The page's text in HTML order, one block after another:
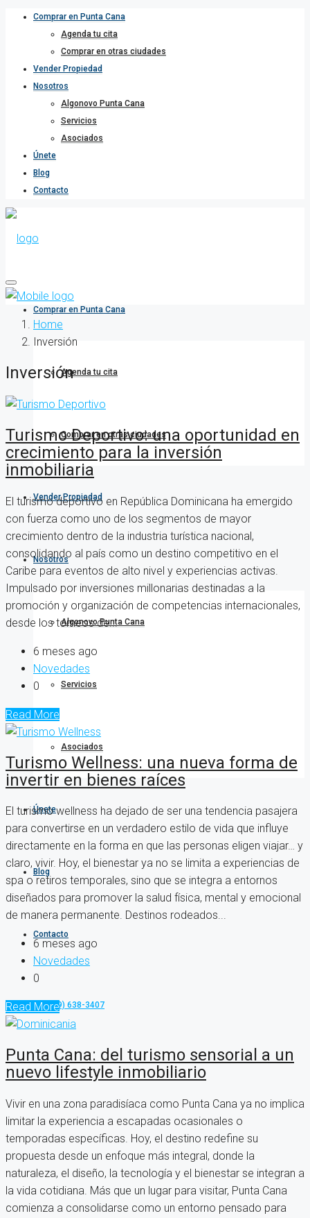
Comprar en Punta Cana
Agenda tu cita
Comprar en otras ciudades
Vender Propiedad
Nosotros
Algonovo Punta Cana
Servicios
Asociados
Únete
Blog
Contacto
Comprar en Punta Cana
Agenda tu cita
Comprar en otras ciudades
Vender Propiedad
Nosotros
Algonovo Punta Cana
Servicios
Asociados
Únete
Blog
Contacto
+1 (809) 638-3407
Home
Inversión
Inversión
Turismo Deportivo: una oportunidad en
crecimiento para la inversión
inmobiliaria
El turismo deportivo en República Dominicana ha emergido
con fuerza como uno de los segmentos de mayor
crecimiento dentro de la industria turística nacional,
consolidando al país como un destino competitivo en el
Caribe para eventos de alto nivel y experiencias activas.
Impulsado por inversiones millonarias destinadas a la
promoción y organización de competencias internacionales,
desde los torneos de...
6 meses ago
Novedades
0
Read More
Turismo Wellness: una nueva forma de
invertir en bienes raíces
El turismo wellness ha dejado de ser una tendencia pasajera
para convertirse en un verdadero estilo de vida que influye
directamente en la forma en que las personas eligen viajar… y
claro, vivir. Hoy, el bienestar ya no se limita a experiencias de
spa o retiros temporales, sino que se integra a entornos
diseñados para promover la salud física, mental y emocional
de manera permanente. Destinos rodeados...
6 meses ago
Novedades
0
Read More
Punta Cana: del turismo sensorial a un
nuevo lifestyle inmobiliario
Vivir en una zona paradisíaca como Punta Cana ya no implica
limitar la experiencia a escapadas ocasionales o
temporadas específicas. Hoy, el destino redefine su
propuesta desde un enfoque más integral, donde la
naturaleza, el diseño, la tecnología y el bienestar se integran a
la vida cotidiana. Más que un lugar para visitar, Punta Cana
comienza a consolidarse como un entorno pensado para